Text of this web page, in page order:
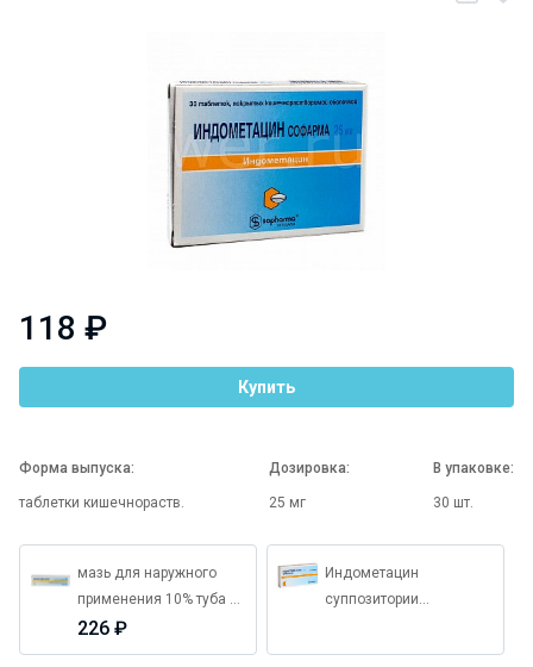
118 ₽
Купить
Форма выпуска:
таблетки кишечнораств.
Дозировка:
25 мг
В упаковке:
30 шт.
мазь для наружного
применения 10% туба 40
г226 ₽
Индометацин
суппозитории